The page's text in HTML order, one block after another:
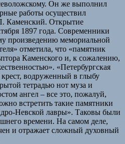
Он же выполнил
работы осуществил
Каменский. Открытие
1897 года. Современники
произведению мемориальной
отметила, что «памятник
Каменского и, к сожалению,
«Петербургская
водруженный в глыбу
тетрадью нот муза и
ангел – все это, пожалуй,
встретить такие памятники
Невской лавры». Таковы были
времени. На самом деле,
и отражает сложный духовный